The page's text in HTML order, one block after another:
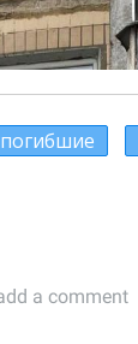
погибшие